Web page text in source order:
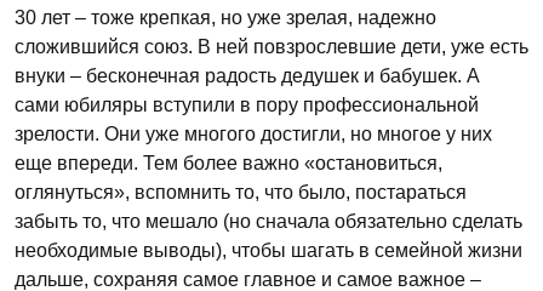
30 лет – тоже крепкая, но уже зрелая, надежно
сложившийся союз. В ней повзрослевшие дети, уже есть
внуки – бесконечная радость дедушек и бабушек. А
сами юбиляры вступили в пору профессиональной
зрелости. Они уже многого достигли, но многое у них
еще впереди. Тем более важно «остановиться,
оглянуться», вспомнить то, что было, постараться
забыть то, что мешало (но сначала обязательно сделать
необходимые выводы), чтобы шагать в семейной жизни
дальше, сохраняя самое главное и самое важное –